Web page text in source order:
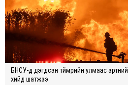
БНСУ-д дэгдсэн түймрийн улмаас
xийд шатжээ